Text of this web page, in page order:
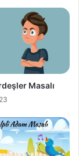
Masalı